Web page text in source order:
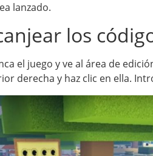
lanzado.
los
el juego y ve al área de
derecha y haz clic en ella.